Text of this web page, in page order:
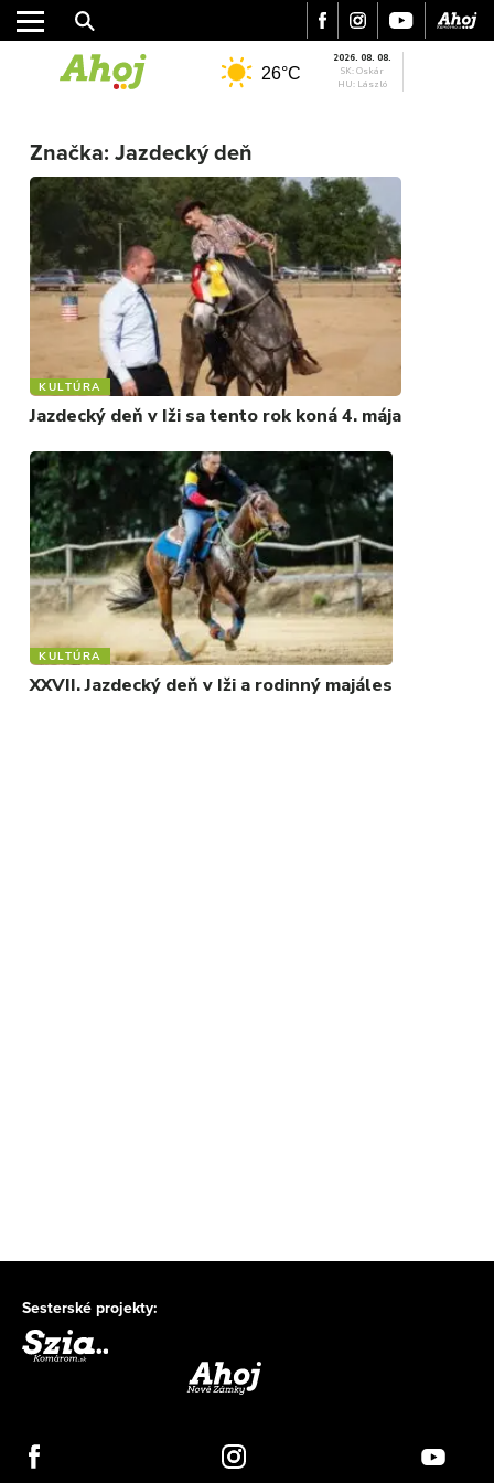
MESTO
REGIÓN
ŠPORT
KULTÚRA
FOTKY
VIDEO
MIX
26°C
2026. 08. 08.
SK: Oskár
HU: László
Značka: Jazdecký deň
KULTÚRA
Jazdecký deň v Iži sa tento rok koná 4. mája
KULTÚRA
XXVII. Jazdecký deň v Iži a rodinný majáles
Sesterské projekty: